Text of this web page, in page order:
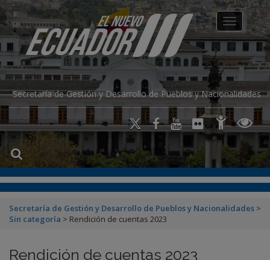
Secretaría de Gestión y Desarrollo de Pueblos y Nacionalidades
Toggle
Secretaría de Gestión y Desarrollo de Pueblos y Nacionalidades >
Sin categoría > Rendición de cuentas 2023
Rendición de cuentas 2023
modal-check